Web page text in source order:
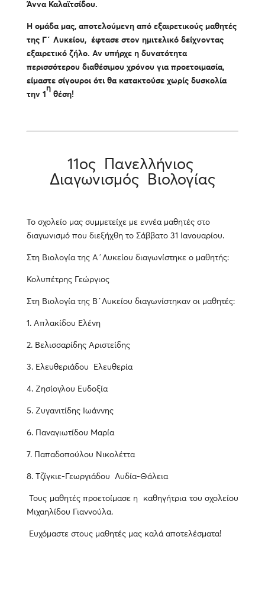
Άννα Καλαϊτσίδου.
Η ομάδα μας, αποτελούμενη από εξαιρετικούς μαθητές
της Γ΄ Λυκείου, έφτασε στον ημιτελικό δείχνοντας
εξαιρετικό ζήλο. Αν υπήρχε η δυνατότητα
περισσότερου διαθέσιμου χρόνου για προετοιμασία,
είμαστε σίγουροι ότι θα κατακτούσε χωρίς δυσκολία
την 1
η
θέση!
11ος Πανελλήνιος
Διαγωνισμός Βιολογίας
Το σχολείο μας συμμετείχε με εννέα μαθητές στο
διαγωνισμό που διεξήχθη το Σάββατο 31 Ιανουαρίου.
Στη Βιολογία της Α΄Λυκείου διαγωνίστηκε ο μαθητής:
Κολυπέτρης Γεώργιος
Στη Βιολογία της Β΄Λυκείου διαγωνίστηκαν οι μαθητές:
1. Απλακίδου Ελένη
2. Βελισσαρίδης Αριστείδης
3. Ελευθεριάδου Ελευθερία
4. Ζησίογλου Ευδοξία
5. Ζυγανιτίδης Ιωάννης
6. Παναγιωτίδου Μαρία
7. Παπαδοπούλου Νικολέττα
8. Τζίγκιε-Γεωργιάδου Λυδία-Θάλεια
Τους μαθητές προετοίμασε η καθηγήτρια του σχολείου
Μιχαηλίδου Γιαννούλα.
Ευχόμαστε στους μαθητές μας καλά αποτελέσματα!